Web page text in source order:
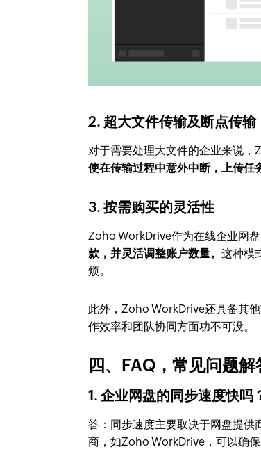
2. 超大文件传输及断点传输
对于需要处理大文件的企业来说，
使在传输过程中意外中断，上传任
3. 按需购买的灵活性
Zoho WorkDrive作为在线企业网
款，并灵活调整账户数量。这种模
烦。
此外，Zoho WorkDrive还具备其
作效率和团队协同方面功不可没。
四、FAQ，常见问题解
1. 企业网盘的同步速度快吗
答：同步速度主要取决于网盘提供
商，如Zoho WorkDrive，可以确保